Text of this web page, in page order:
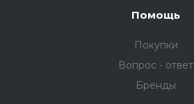
Помощь
Покупки
Вопрос - ответ
Бренды